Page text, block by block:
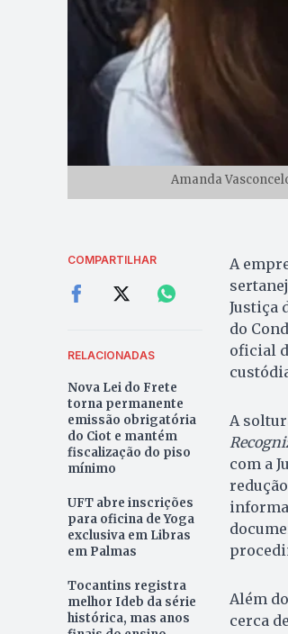
Amanda
COMPARTILHAR
RELACIONADAS
Nova Lei do Frete
torna permanente
emissão obrigatória
do Ciot e mantém
fiscalização do piso
mínimo
UFT abre inscrições
para oficina de Yoga
exclusiva em Libras
em Palmas
Tocantins registra
melhor Ideb da série
histórica, mas anos
A
Justiça
do
oficial
A
com a
Além
cerca